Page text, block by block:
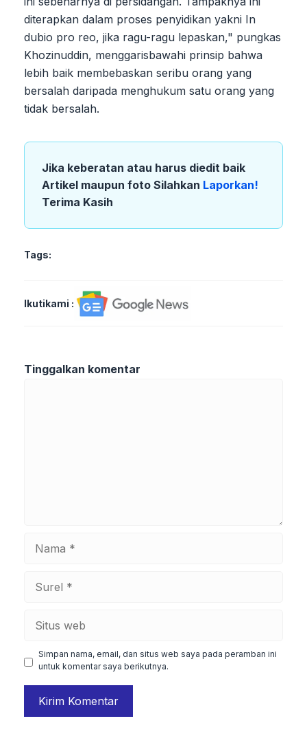
diterapkan dalam proses penyidikan yakni In
dubio pro reo, jika ragu-ragu lepaskan," pungkas
Khozinuddin, menggarisbawahi prinsip bahwa
lebih baik membebaskan seribu orang yang
bersalah daripada menghukum satu orang yang
tidak bersalah.
Jika keberatan atau harus diedit baik
Artikel maupun foto Silahkan Laporkan!
Terima Kasih
Tags:
Ikutikami :
Tinggalkan komentar
Simpan nama, email, dan situs web saya pada peramban ini
untuk komentar saya berikutnya.